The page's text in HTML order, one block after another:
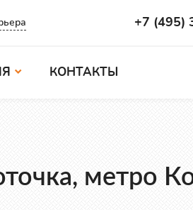
+7 (495)
КОНТАКТЫ
метро